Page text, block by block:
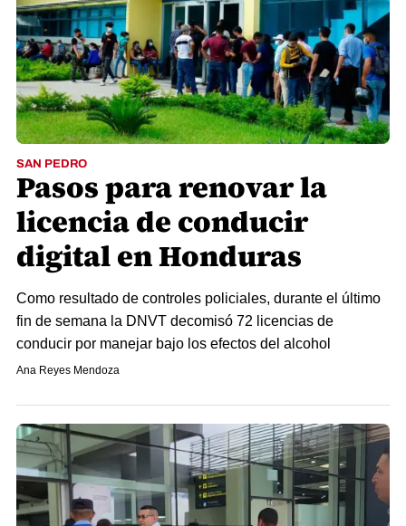
SAN PEDRO
Pasos para renovar la
licencia de conducir
digital en Honduras
Como resultado de controles policiales, durante el último
fin de semana la DNVT decomisó 72 licencias de
conducir por manejar bajo los efectos del alcohol
Ana Reyes Mendoza